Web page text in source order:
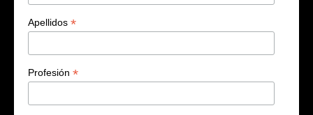
Apellidos *
Profesión *